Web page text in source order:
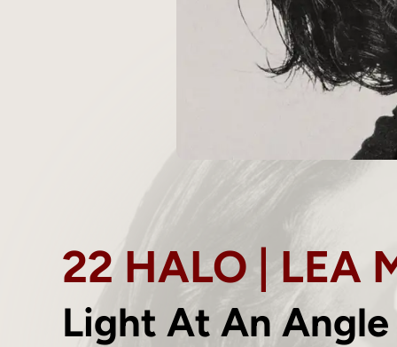
22 HALO | LEA
Light At An Angle